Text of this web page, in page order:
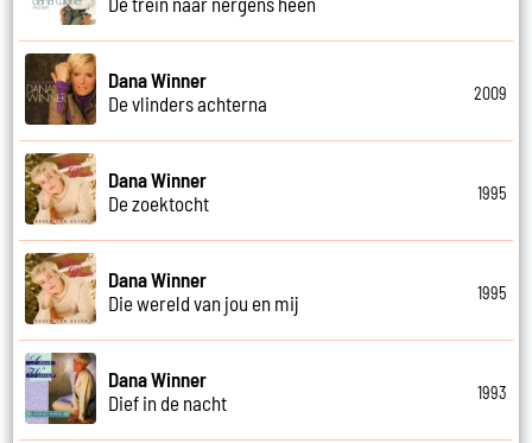
Dana Winner
De vlinders achterna
2009
Dana Winner
De zoektocht
1995
Dana Winner
Die wereld van jou en mij
1995
Dana Winner
Dief in de nacht
1993